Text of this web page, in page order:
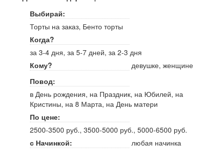
Выбирай:
Торты на заказ, Бенто торты
Когда?
за 3-4 дня, за 5-7 дней, за 2-3 дня
Кому?
девушке, женщине
Повод:
в День рождения, на Праздник, на Юбилей, на
Кристины, на 8 Марта, на День матери
По цене:
2500-3500 руб., 3500-5000 руб., 5000-6500 руб.
с Начинкой:
любая начинка